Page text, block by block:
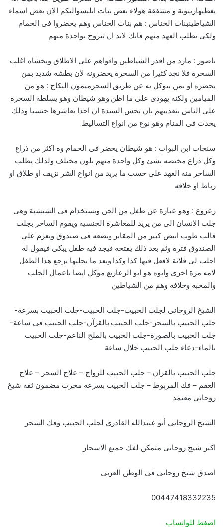
يغطيهازيتونة و مشفقة هؤلاء بعض بنات ابليسواليكم الان بعض اسماء
الشياطينبنات الخناس : هم بنات الخناس وهم يحضروا فى الحمام
ولكى تطلب العهد منهم فانك لابد ان تتزوج بواحدة منهم
ناصور : مارد من اقذر الشياطين واقواهم على الاطلاق ويخشاه اغلب
السحرة فلا نجد كثيرا من السحرة يحضرونه لان بطشه شديد بمن
يحضره او بمن يتوكل به عن طريق السحرميمون النكاح : هو من
الميامين ولكنه يهودى على ما اظن وهو شيطان وهو يسلطه السحرة
على الناس بتعذيبهم بان تحس السيدة ان احدا يعاشرها جنسيا وذلك
يحدث فى المنام وهو نوع من انواع التساليط
سنجاب ابن البواب : هو شيطان يحضر فى الحمام وه اكثر من ذراع
وكل ذراع مختصه بشئ وكل واحدة منهم بلون مختلف ولذلك يطلب
الساحر منه العهد على حسب ما يريد من انواع الشر نزيف او طلاق او
رباط او خلافه
زعزوع : وهو عبارة عن طفل من الجن ويستخدام فى الشبشبة وهى
جلب الانسان الى من يريد للمعاشرة الجنسية ويقوم الساحر بجلب
قالب طوب ابيض كبير من المقابر ويضعه فى صندوق ويعزم علي
الصندوق فترة وثم بعد ذلك يفتحه فيجد فيه طفل يبكى فيقول له
اجلب لى فلانة لافعل فيها كذا وكذا وبعد ما يجلبها يرجع هذا الطفل
لامه مرة اخرى وابوه هو ابو الزعازيع موكل ايضا باعمال الجلب
والمحبه وخلافه وهم من الشياطين
الشيخ الروحانى لجلب الحبيب-جلب الحبيب-جلب الحبيب بسرعة-
جلب الحبيب بالسحر-جلب الحبيب بالقرآن-جلب الحبيب في ساعة-
جلب الحبيب بالصورة-جلب الحبيب بالملح الناعم-جلب الحبيب
بالماء-دعاء جلب الحبيب خلال ساعة
جلب الحبيب بالقران – جلب الحبيب للزواج – علاج السحر – علاج
العقم – فك المربوط – جلب الحبيب بسرعه مجرب مضمون ثقه شيخ
روحاني معتمد
الشيخ الروحاني أبو عبيدالله القادري لجلب الحبيب وفك السحر
اكبر شيخ روحانى متمكن لفك جميع الاسحار
اصدق شيخ روحانى فى الوطن العربى
00447418332235
اضغط للواتساب